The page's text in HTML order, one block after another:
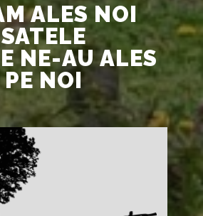
ALES NOI
SATELE
NE-AU ALES
PE NOI